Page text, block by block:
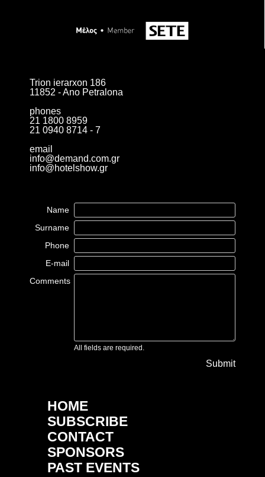
Trion ierarxon 186
11852 - Ano Petralona
phones
21 1800 8959
21 0940 8714 - 7
email
info@demand.com.gr
info@hotelshow.gr
Name
Surname
Phone
E-mail
Comments
All fields are required.
Submit
HOME
SUBSCRIBE
CONTACT
SPONSORS
PAST EVENTS